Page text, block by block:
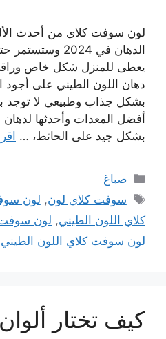
لون سوفت كلاى من أحدث
يعطى للمنزل شكل خاص
دهان اللون الطيني على أجود
بشكل جذاب وطبيعي لا توجد
أفضل المعدات وأحدثها لدهان
بشكل جيد على الحائط، …
التصنيفات
صباغ
الوسوم
سوفت كلاي لون, لون
كلاي اللون الطيني, لون
لون سوفت كلاي اللون
كيف تختار